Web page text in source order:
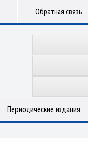
Обратная связь
Периодические издания